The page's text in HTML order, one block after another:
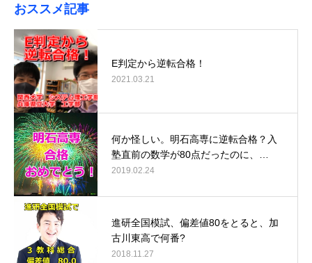
おススメ記事
E判定から逆転合格！
2021.03.21
何か怪しい。明石高専に逆転合格？入
塾直前の数学が80点だったのに、…
2019.02.24
進研全国模試、偏差値80をとると、加
古川東高で何番?
2018.11.27